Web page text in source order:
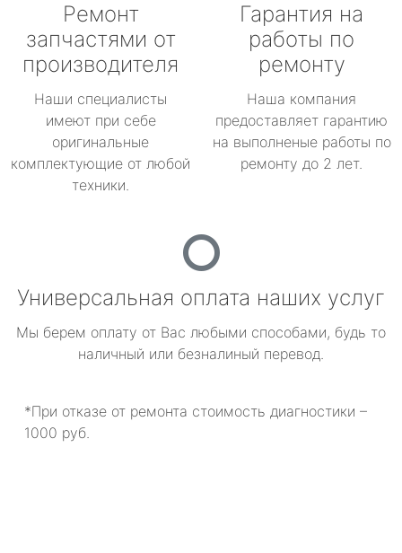
Ремонт
запчастями от
производителя
Наши специалисты
имеют при себе
оригинальные
комплектующие от любой
техники.
Гарантия на
работы по
ремонту
Наша компания
предоставляет гарантию
на выполненые работы по
ремонту до 2 лет.
Универсальная оплата наших услуг
Мы берем оплату от Вас любыми способами, будь то
наличный или безналиный перевод.
*При отказе от ремонта стоимость диагностики –
1000 руб.